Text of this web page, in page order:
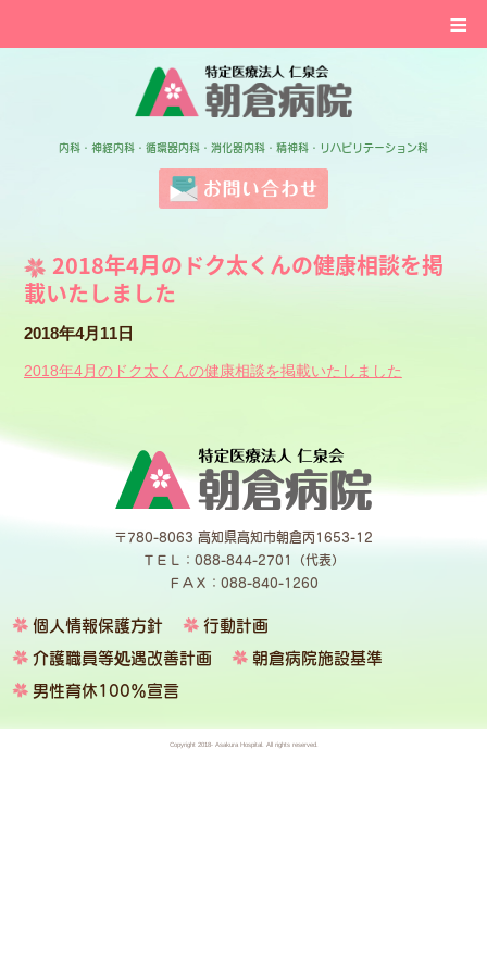
≡
内科・神経内科・循環器内科・消化器内科・精神科・リハビリテーション科
2018年4月のドク太くんの健康相談を掲
載いたしました
2018年4月11日
2018年4月のドク太くんの健康相談を掲載いたしました
〒780-8063 高知県高知市朝倉丙1653-12
ＴＥＬ：088-844-2701（代表）
ＦＡＸ：088-840-1260
個人情報保護方針
行動計画
介護職員等処遇改善計画
朝倉病院施設基準
男性育休100％宣言
Copyright 2018- Asakura Hospital. All rights reserved.